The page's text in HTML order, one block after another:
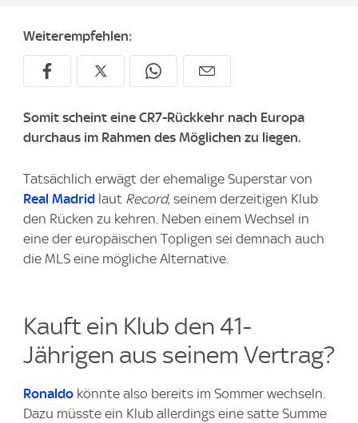
Weiterempfehlen:
Somit scheint eine CR7-Rückkehr nach Europa
durchaus im Rahmen des Möglichen zu liegen.
Tatsächlich erwägt der ehemalige Superstar von
Real Madrid laut Record, seinem derzeitigen Klub
den Rücken zu kehren. Neben einem Wechsel in
eine der europäischen Topligen sei demnach auch
die MLS eine mögliche Alternative.
Kauft ein Klub den 41-
Jährigen aus seinem Vertrag?
Ronaldo könnte also bereits im Sommer wechseln.
Dazu müsste ein Klub allerdings eine satte Summe